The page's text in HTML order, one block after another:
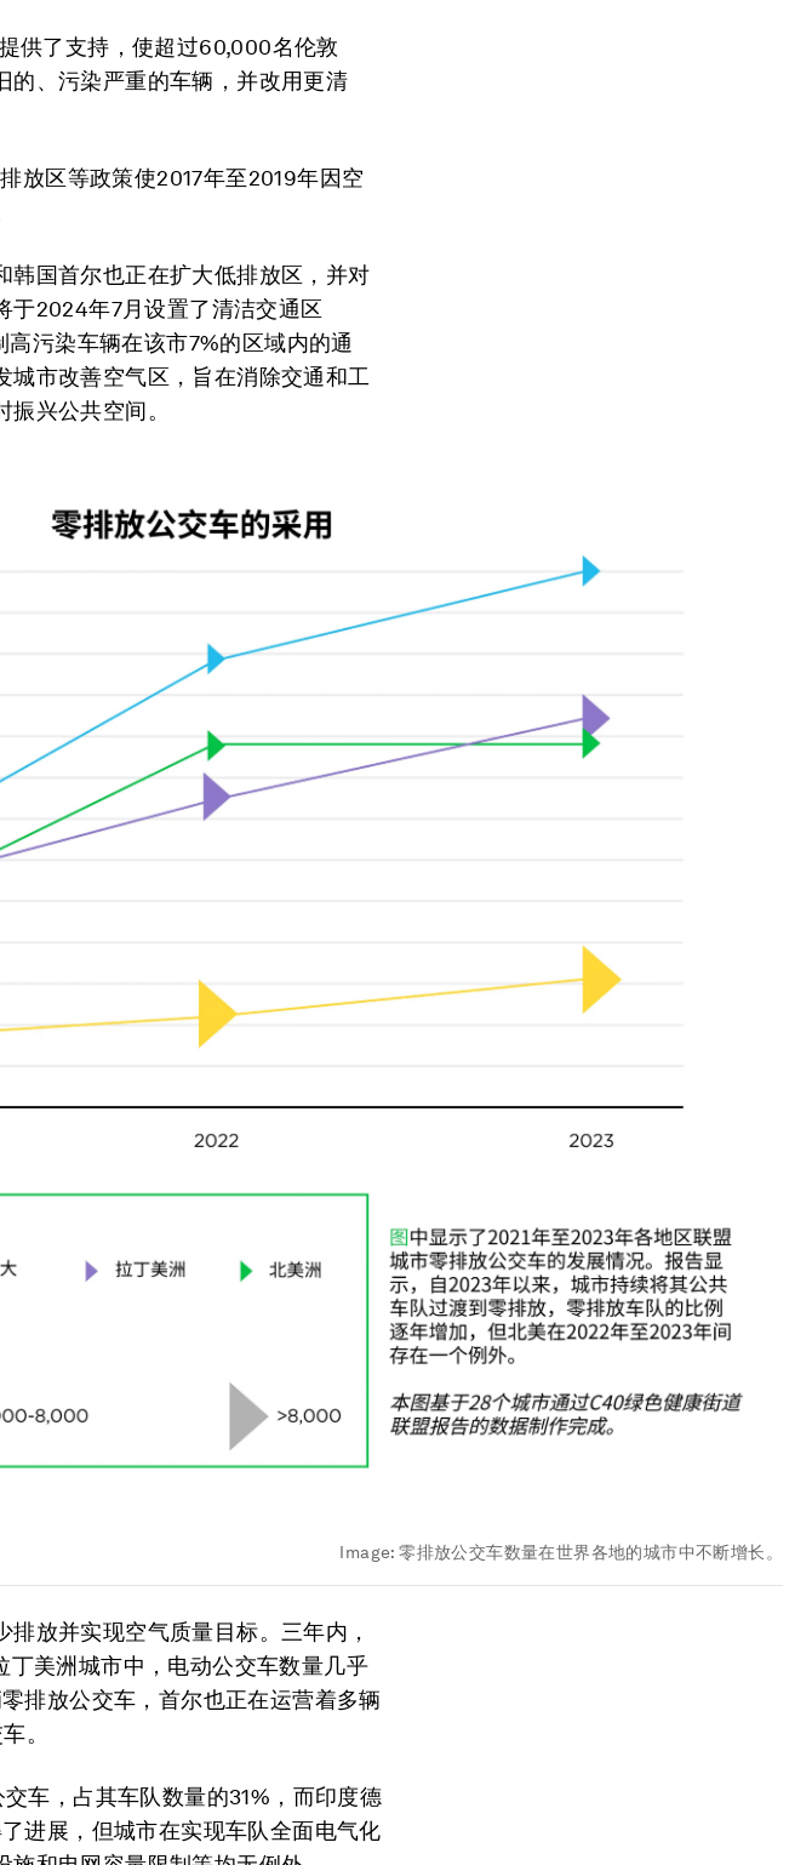
供了支持，使超过60,000名伦敦
的、污染严重的车辆，并改用更清
放区等政策使2017年至2019年因空
韩国首尔也正在扩大低排放区，并对
于2024年7月设置了清洁交通区
污染车辆在该市7%的区域内的通
市改善空气区，旨在消除交通和工
兴公共空间。
Image:零排放公交车数量在世界各地的城市中不断增长。
放并实现空气质量目标。三年内，
美洲城市中，电动公交车数量几乎
排放公交车，首尔也正在运营着多辆
。
车，占其车队数量的31%，而印度德
进展，但城市在实现车队全面电气化